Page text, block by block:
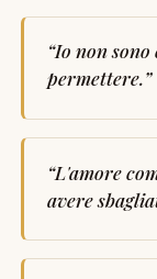
“Io non sono
permettere.”
“L'amore
avere